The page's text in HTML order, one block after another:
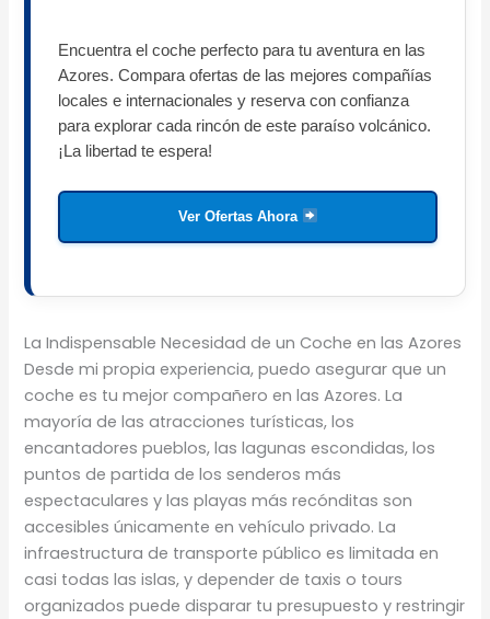
Encuentra el coche perfecto para tu aventura en las
Azores. Compara ofertas de las mejores compañías
locales e internacionales y reserva con confianza
para explorar cada rincón de este paraíso volcánico.
¡La libertad te espera!
Ver Ofertas Ahora
La Indispensable Necesidad de un Coche en las Azores
Desde mi propia experiencia, puedo asegurar que un
coche es tu mejor compañero en las Azores. La
mayoría de las atracciones turísticas, los
encantadores pueblos, las lagunas escondidas, los
puntos de partida de los senderos más
espectaculares y las playas más recónditas son
accesibles únicamente en vehículo privado. La
infraestructura de transporte público es limitada en
casi todas las islas, y depender de taxis o tours
organizados puede disparar tu presupuesto y restringir